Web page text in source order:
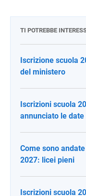
TI POTREBBE
Iscrizione scuola
del ministero
Iscrizioni scuola
annunciato le date
Come sono
2027: licei pieni
Iscrizioni scuola